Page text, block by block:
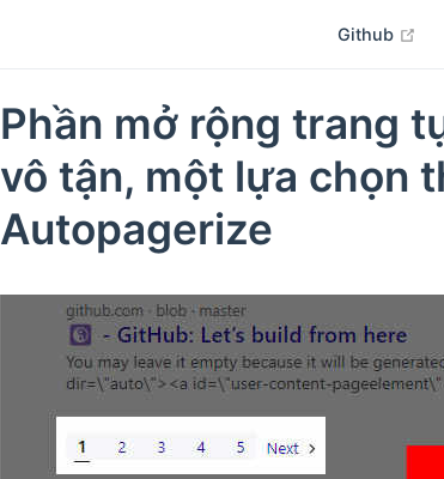
Github
Phần mở rộng trang
vô tận, một lựa chọn
Autopagerize